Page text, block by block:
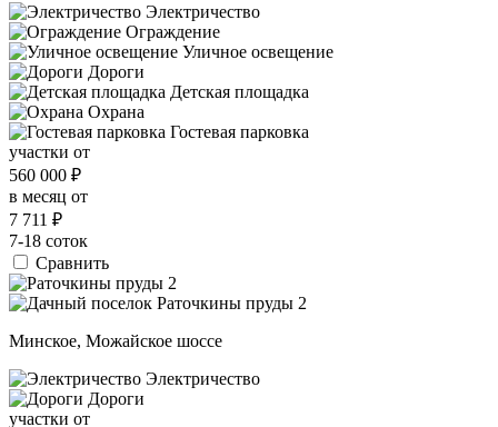
Электричество
Ограждение
Уличное освещение
Дороги
Детская площадка
Охрана
Гостевая парковка
участки от
560 000 ₽
в месяц от
7 711 ₽
7-18 соток
Сравнить
Минское, Можайское шоссе
Электричество
Дороги
участки от